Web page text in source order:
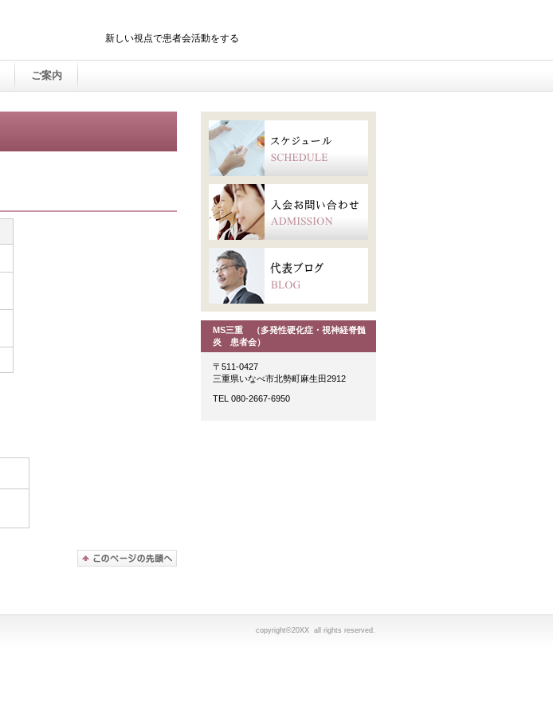
新しい視点で患者会活動をする
ご案内
MS三重 （多発性硬化症・視神経脊髄
炎 患者会）
〒511-0427
三重県いなべ市北勢町麻生田2912
TEL 080-2667-6950
copyright©20XX all rights reserved.